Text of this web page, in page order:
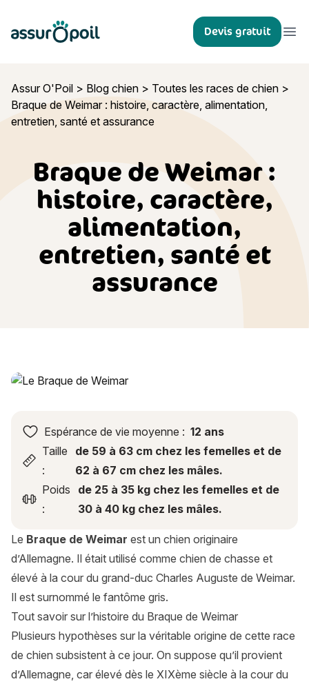
Assur O'Poil Devis gratuit
Assur O'Poil > Blog chien > Toutes les races de chien >
Braque de Weimar : histoire, caractère, alimentation,
entretien, santé et assurance
Braque de Weimar :
histoire, caractère,
alimentation,
entretien, santé et
assurance
Braque de Weimar : histoire, caractère, alimentation,
Espérance de vie moyenne : 12 ans
Taille
:
de 59 à 63 cm chez les femelles et de
62 à 67 cm chez les mâles.
Poids
:
de 25 à 35 kg chez les femelles et de
30 à 40 kg chez les mâles.
Le Braque de Weimar est un chien originaire
d’Allemagne. Il était utilisé comme chien de chasse et
élevé à la cour du grand-duc Charles Auguste de Weimar.
Il est surnommé le fantôme gris.
Tout savoir sur l’histoire du Braque de Weimar
Plusieurs hypothèses sur la véritable origine de cette race
de chien subsistent à ce jour. On suppose qu’il provient
d’Allemagne, car élevé dès le XIXème siècle à la cour du